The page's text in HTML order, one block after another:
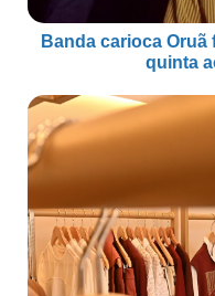
Banda carioca Oruã
quinta